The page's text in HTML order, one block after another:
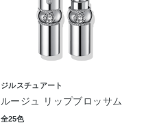
ジルスチュアート
ルージュ リップブロッサム
全25色